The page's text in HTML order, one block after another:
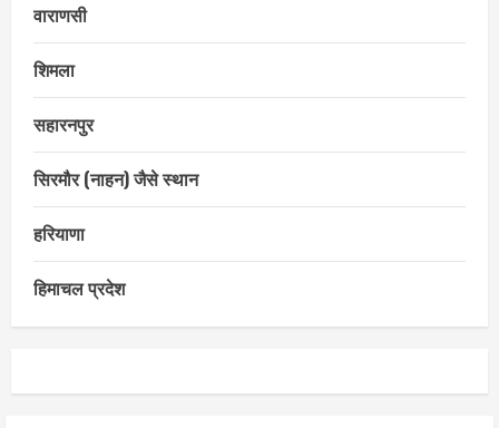
वाराणसी
शिमला
सहारनपुर
सिरमौर (नाहन) जैसे स्थान
हरियाणा
हिमाचल प्रदेश